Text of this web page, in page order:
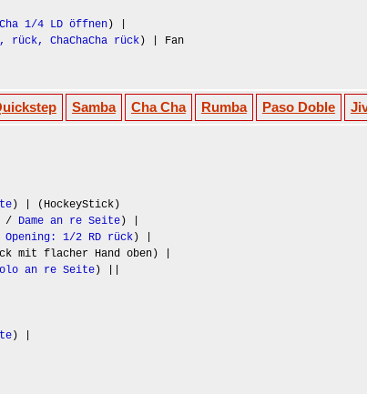
1/4 LD öffnen) |
rück, ChaChaCha rück) | Fan
Samba Cha Cha Rumba Paso Doble
) | (HockeyStick)
/ Dame an re Seite ) |
Opening: 1/2 RD rück ) |
mit flacher Hand oben) |
an re Seite ) ||
) |